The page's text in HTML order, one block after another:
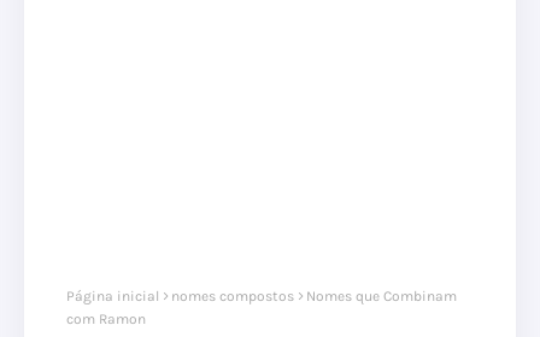
Página inicial nomes compostos
Nomes que Combinam
com Ramon